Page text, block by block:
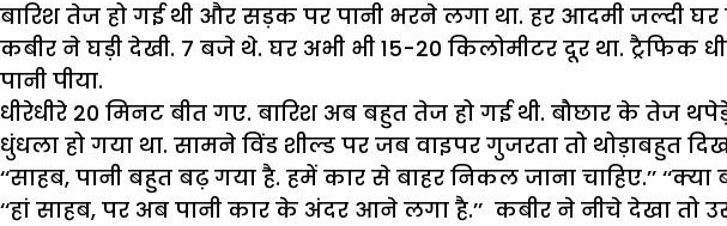
बारिश तेज हो गई थी और सड़क पर पानी भरने लगा था. हर आदमी जल्दी
कबीर ने घड़ी देखी. 7 बजे थे. घर अभी भी 15-20 किलोमीटर दूर था.
पानी पीया.
धीरेधीरे 20 मिनट बीत गए. बारिश अब बहुत तेज हो गई थी. बौछार के तेज
धुंधला हो गया था. सामने विंड शील्ड पर जब वाइपर गुजरता तो थोड़ाबहुत
‘‘साहब, पानी बहुत बढ़ गया है. हमें कार से बाहर निकल जाना चाहिए.’’ ‘‘क्या
‘‘हां साहब, पर अब पानी कार के अंदर आने लगा है.’’ कबीर ने नीचे देखा